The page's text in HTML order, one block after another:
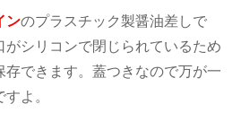
ンのプラスチック製醤油差しで
シリコンで閉じられているため
できます。蓋つきなので万が一
よ。